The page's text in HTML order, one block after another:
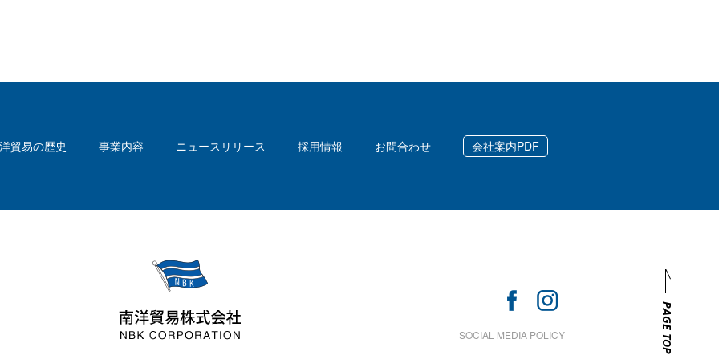
PAGE TOP
貿易の歴史 事業内容 ニュースリリース 採用情報 お問合わせ 会社案内PDF
SOCIAL MEDIA POLICY